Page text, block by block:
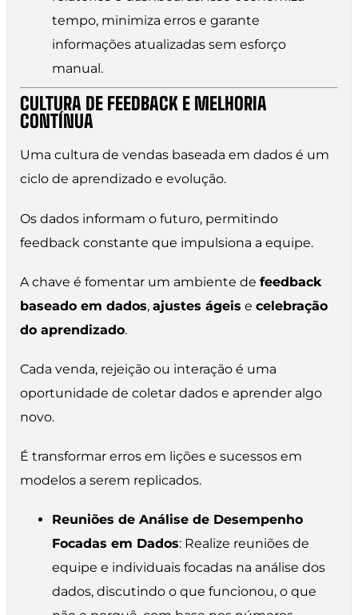
tempo, minimiza erros e garante
informações atualizadas sem esforço
manual.
CULTURA DE FEEDBACK E MELHORIA
CONTÍNUA
Uma cultura de vendas baseada em dados é um
ciclo de aprendizado e evolução.
Os dados informam o futuro, permitindo
feedback constante que impulsiona a equipe.
A chave é fomentar um ambiente de feedback
baseado em dados, ajustes ágeis e celebração
do aprendizado.
Cada venda, rejeição ou interação é uma
oportunidade de coletar dados e aprender algo
novo.
É transformar erros em lições e sucessos em
modelos a serem replicados.
Reuniões de Análise de Desempenho
Focadas em Dados: Realize reuniões de
equipe e individuais focadas na análise dos
dados, discutindo o que funcionou, o que